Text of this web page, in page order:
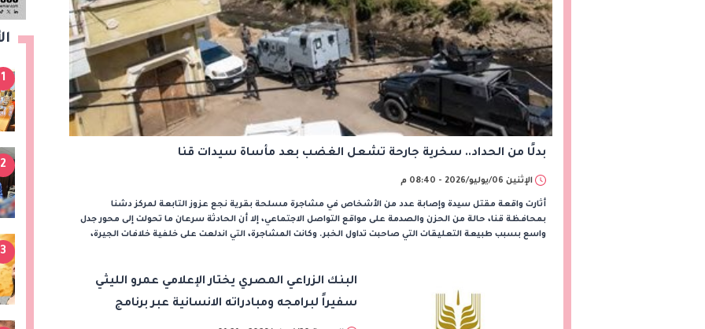
بدلًا من الحداد.. سخرية جارحة تشعل الغضب بعد مأساة سيدات قنا
الإثنين 06/يوليو/2026 - 08:40 م
أثارت واقعة مقتل سيدة وإصابة عدد من الأشخاص في مشاجرة مسلحة بقرية نجع عزوز التابعة لمركز دشنا
بمحافظة قنا، حالة من الحزن والصدمة على مواقع التواصل الاجتماعي، إلا أن الحادثة سرعان ما تحولت إلى محور جدل
واسع بسبب طبيعة التعليقات التي صاحبت تداول الخبر. وكانت المشاجرة، التي اندلعت على خلفية خلافات الجيرة،
البنك الزراعي المصري يختار الإعلامي عمرو الليثي
سفيراً لبرامجه ومبادراته الانسانية عبر برنامج
“أجمل ناس في مصر” خلال رمضان
1
2
3